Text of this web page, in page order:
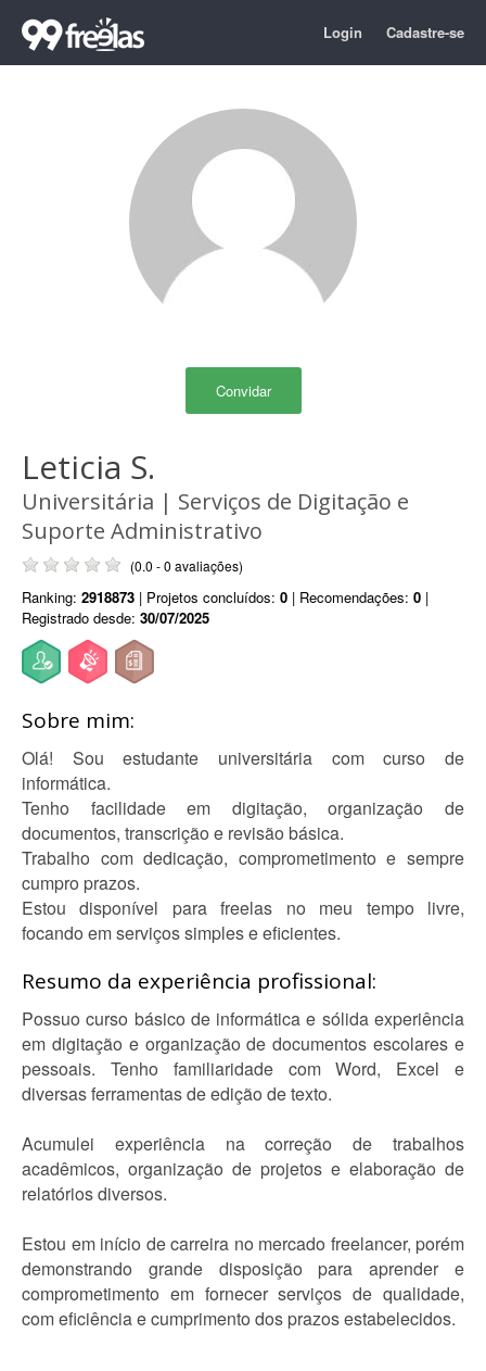
Login Cadastre-se
Convidar
Leticia S.
Universitária | Serviços de Digitação e
Suporte Administrativo
(0.0 - 0 avaliações)
Ranking: 2918873 | Projetos concluídos: 0 | Recomendações: 0 |
Registrado desde: 30/07/2025
Sobre mim:
Olá! Sou estudante universitária com curso de
informática.
Tenho facilidade em digitação, organização de
documentos, transcrição e revisão básica.
Trabalho com dedicação, comprometimento e sempre
cumpro prazos.
Estou disponível para freelas no meu tempo livre,
focando em serviços simples e eficientes.
Resumo da experiência profissional:
Possuo curso básico de informática e sólida experiência
em digitação e organização de documentos escolares e
pessoais. Tenho familiaridade com Word, Excel e
diversas ferramentas de edição de texto.
Acumulei experiência na correção de trabalhos
acadêmicos, organização de projetos e elaboração de
relatórios diversos.
Estou em início de carreira no mercado freelancer, porém
demonstrando grande disposição para aprender e
comprometimento em fornecer serviços de qualidade,
com eficiência e cumprimento dos prazos estabelecidos.